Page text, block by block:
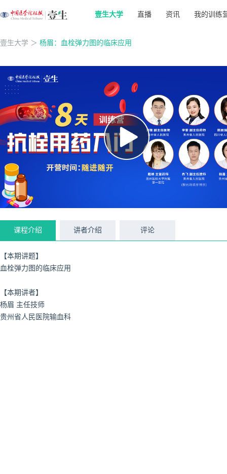
壹生大学 直播 资讯 我的训练
壹生大学 ＞ 杨眉：血栓弹力图的临床应用
课程介绍 讲者介绍 评论
【本期讲题】
血栓弹力图的临床应用
【本期讲者】
杨眉 主任技师
贵州省人民医院输血科